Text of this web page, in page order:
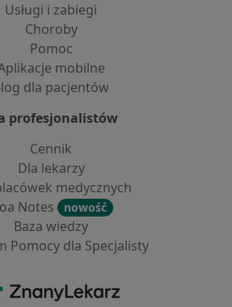
Usługi i zabiegi
Choroby
Pomoc
mobilne
dla pacjentów
profesjonalistów
Cennik
Dla lekarzy
medycznych
Notes
nowość
Baza wiedzy
Pomocy dla Specjalisty
ZnanyLekarz - Strona główna